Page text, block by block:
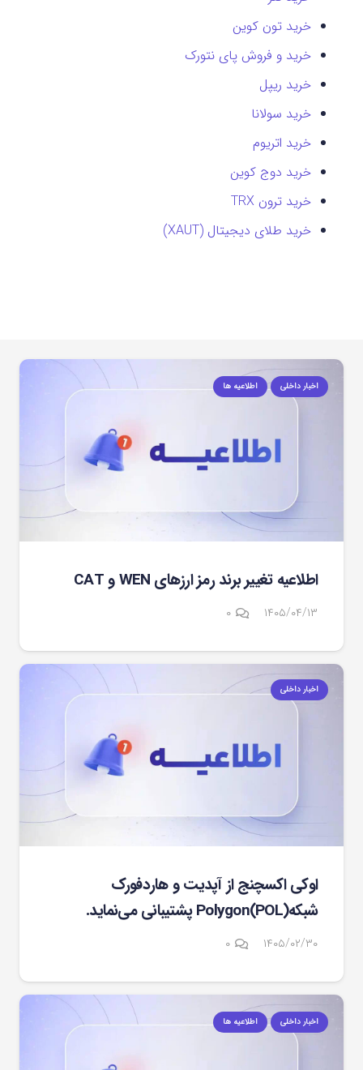
خرید تون کوین
خرید و فروش پای نتورک
خرید ریپل
خرید سولانا
خرید اتریوم
خرید دوج کوین
خرید ترون TRX
خرید طلای دیجیتال (XAUT)
اخبار داخلی اطلاعیه ها
اطلاعیه تغییر برند رمز ارزهای WEN و CAT
۱۴۰۵/۰۴/۱۳ ۰
اخبار داخلی
اوکی اکسچنج از آپدیت و هاردفورک
شبکهPolygon(POL) پشتیبانی می‌نماید.
۱۴۰۵/۰۲/۳۰ ۰
اخبار داخلی اطلاعیه ها